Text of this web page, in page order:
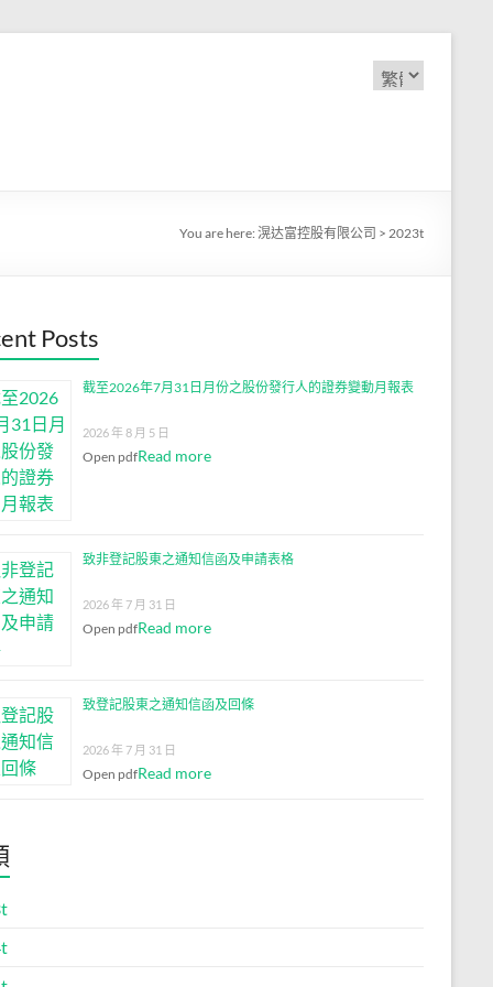
Choose
a
You are here: 滉达富控股有限公司 > 2023t
Posts
截至2026年7月31日月份之股份發行人的證券變動月報表
2026 年 8 月 5 日
Open pdfRead more
致非登記股東之通知信函及申請表格
2026 年 7 月 31 日
Open pdfRead more
致登記股東之通知信函及回條
2026 年 7 月 31 日
Open pdfRead more